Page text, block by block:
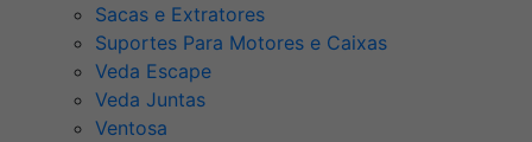
Sacas e Extratores
Suportes Para Motores e Caixas
Veda Escape
Veda Juntas
Ventosa